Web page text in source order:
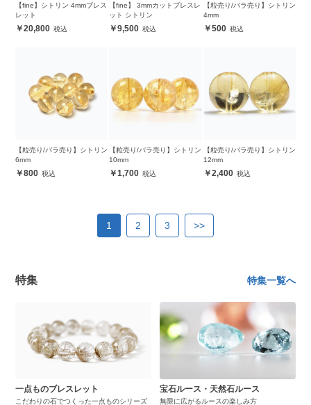
【fine】シトリン 4mmブレス
レット
20,800
【fine】 3mmカットブレスレ
ット シトリン
9,500
【粒売り/バラ売り】シトリン
4mm
500
【粒売り/バラ売り】シトリン
6mm
800
【粒売り/バラ売り】シトリン
10mm
1,700
【粒売り/バラ売り】シトリン
12mm
2,400
1 2 3 >>
特集 特集一覧へ
一点ものブレスレット
こだわりの石でつくった一点ものシリーズ
宝石ルース・天然石ルース
無限に広がるルースの楽しみ方